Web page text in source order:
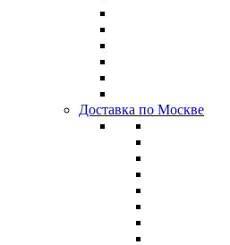
Доставка по Москве